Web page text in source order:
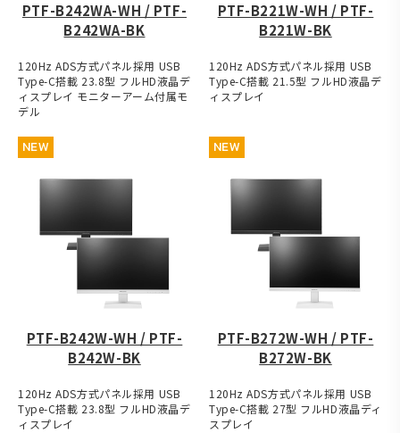
PTF-B242WA-WH / PTF-
B242WA-BK
120Hz ADS方式パネル採用 USB
Type-C搭載 23.8型 フルHD液晶デ
ィスプレイ モニターアーム付属モ
デル
PTF-B221W-WH / PTF-
B221W-BK
120Hz ADS方式パネル採用 USB
Type-C搭載 21.5型 フルHD液晶デ
ィスプレイ
NEW
PTF-B242W-WH / PTF-
B242W-BK
120Hz ADS方式パネル採用 USB
Type-C搭載 23.8型 フルHD液晶デ
ィスプレイ
NEW
PTF-B272W-WH / PTF-
B272W-BK
120Hz ADS方式パネル採用 USB
Type-C搭載 27型 フルHD液晶ディ
スプレイ